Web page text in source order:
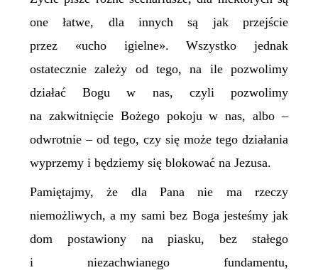
one łatwe, dla innych są jak przejście
przez «ucho igielne». Wszystko jednak
ostatecznie zależy od tego, na ile pozwolimy
działać Bogu w nas, czyli pozwolimy
na zakwitnięcie Bożego pokoju w nas, albo –
odwrotnie – od tego, czy się może tego działania
wyprzemy i będziemy się blokować na Jezusa.
Pamiętajmy, że dla Pana nie ma rzeczy
niemożliwych, a my sami bez Boga jesteśmy jak
dom postawiony na piasku, bez stałego
i niezachwianego fundamentu,